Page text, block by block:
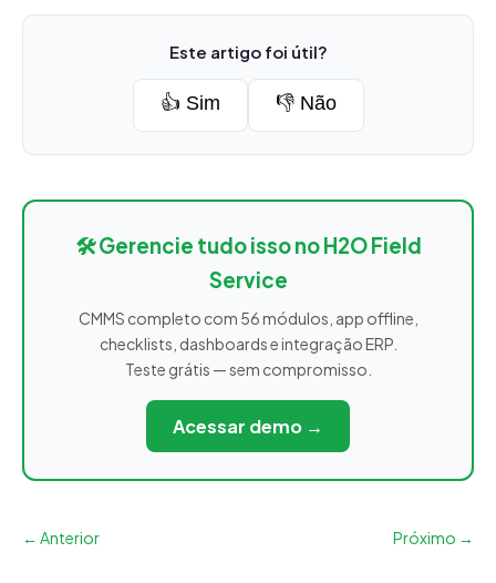
Este artigo foi útil?
👍 Sim 👎 Não
🛠️ Gerencie tudo isso no H2O Field
Service
CMMS completo com 56 módulos, app offline,
checklists, dashboards e integração ERP.
Teste grátis — sem compromisso.
Acessar demo →
← Anterior Próximo →